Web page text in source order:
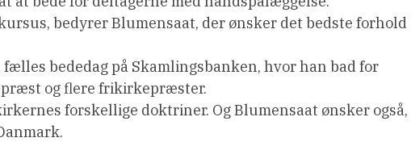
bedyrer Blumensaat, der ønsker det bedste forhold
bededag på Skamlingsbanken, hvor han bad for
og flere frikirkepræster.
forskellige doktriner. Og Blumensaat ønsker også,